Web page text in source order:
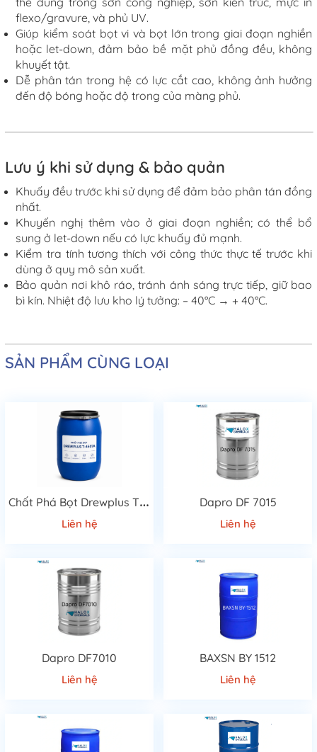
flexo/gravure, và phủ UV.
Giúp kiểm soát bọt vi và bọt lớn trong giai đoạn nghiền
hoặc let-down, đảm bảo bề mặt phủ đồng đều, không
khuyết tật.
Dễ phân tán trong hệ có lực cắt cao, không ảnh hưởng
đến độ bóng hoặc độ trong của màng phủ.
Lưu ý khi sử dụng & bảo quản
Khuấy đều trước khi sử dụng để đảm bảo phân tán đồng
nhất.
Khuyến nghị thêm vào ở giai đoạn nghiền; có thể bổ
sung ở let-down nếu có lực khuấy đủ mạnh.
Kiểm tra tính tương thích với công thức thực tế trước khi
dùng ở quy mô sản xuất.
Bảo quản nơi khô ráo, tránh ánh sáng trực tiếp, giữ bao
bì kín. Nhiệt độ lưu kho lý tưởng: – 40°C → + 40°C.
SẢN PHẨM CÙNG LOẠI
C
hất Phá Bọt Drewplus T-4507A Cao Cấp
Liên hệ
Dapro DF 7015
Liên hệ
Dapro DF7010
Liên hệ
BAXSN BY 1512
Liên hệ